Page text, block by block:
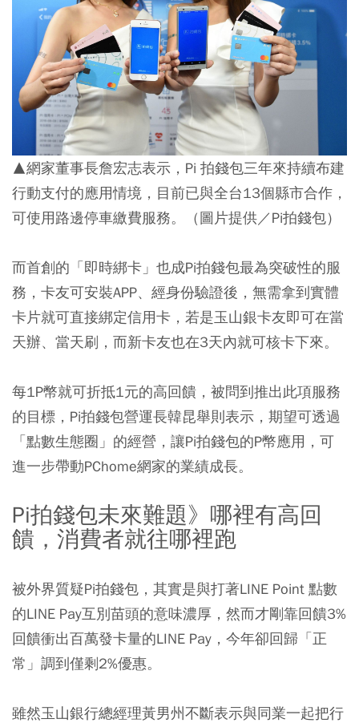
▲網家董事長詹宏志表示，Pi 拍錢包三年來持續布建
行動支付的應用情境，目前已與全台13個縣市合作，
可使用路邊停車繳費服務。（圖片提供／Pi拍錢包）
而首創的「即時綁卡」也成Pi拍錢包最為突破性的服
務，卡友可安裝APP、經身份驗證後，無需拿到實體
卡片就可直接綁定信用卡，若是玉山銀卡友即可在當
天辦、當天刷，而新卡友也在3天內就可核卡下來。
每1P幣就可折抵1元的高回饋，被問到推出此項服務
的目標，Pi拍錢包營運長韓昆舉則表示，期望可透過
「點數生態圈」的經營，讓Pi拍錢包的P幣應用，可
進一步帶動PChome網家的業績成長。
Pi拍錢包未來難題》哪裡有高回
饋，消費者就往哪裡跑
被外界質疑Pi拍錢包，其實是與打著LINE Point 點數
的LINE Pay互別苗頭的意味濃厚，然而才剛靠回饋3%
回饋衝出百萬發卡量的LINE Pay，今年卻回歸「正
常」調到僅剩2%優惠。
雖然玉山銀行總經理黃男州不斷表示與同業一起把行